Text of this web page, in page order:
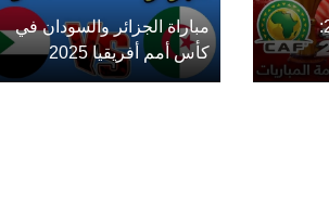
كأس أمم أفريقيا 2025:
مباراة الجزائر والسودان في
كأس أمم أفريقيا 2025